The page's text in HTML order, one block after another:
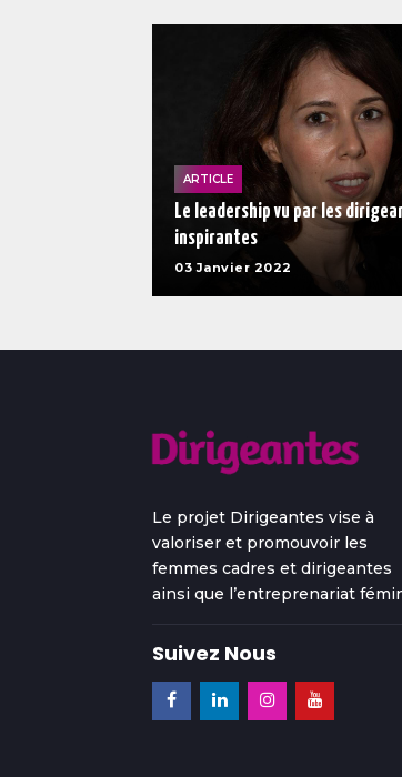
ARTICLE
Le leadership vu par les
inspirantes
03 Janvier 2022
Le projet Dirigeantes vise à
valoriser et promouvoir les
femmes cadres et dirigeantes
ainsi que l’entreprenariat
Suivez Nous